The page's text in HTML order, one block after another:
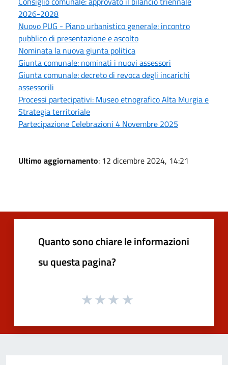
2026-2028
Nuovo PUG - Piano urbanistico generale: incontro
pubblico di presentazione e ascolto
Nominata la nuova giunta politica
Giunta comunale: nominati i nuovi assessori
Giunta comunale: decreto di revoca degli incarichi
assessorili
Processi partecipativi: Museo etnografico Alta Murgia e
Strategia territoriale
Partecipazione Celebrazioni 4 Novembre 2025
Ultimo aggiornamento: 12 dicembre 2024, 14:21
Quanto sono chiare le informazioni
su questa pagina?